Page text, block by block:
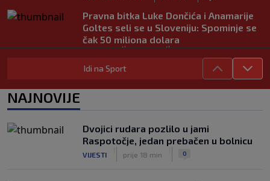
Pravna bitka Luke Dončića i Anamarije
Goltes seli se u Sloveniju: Spominje se
čak 50 miliona dolara
| |
Danas počinje nova sezona šampionata
Infantino u jeku brojnih kritika, dobio
javnu podršku jednog nogometnog
saveza, ali i jednu kritiku
Idi na Sport
NAJNOVIJE
Dvojici rudara pozlilo u jami
Raspotočje, jedan prebačen u bolnicu
VIJESTI prije 18 min 0